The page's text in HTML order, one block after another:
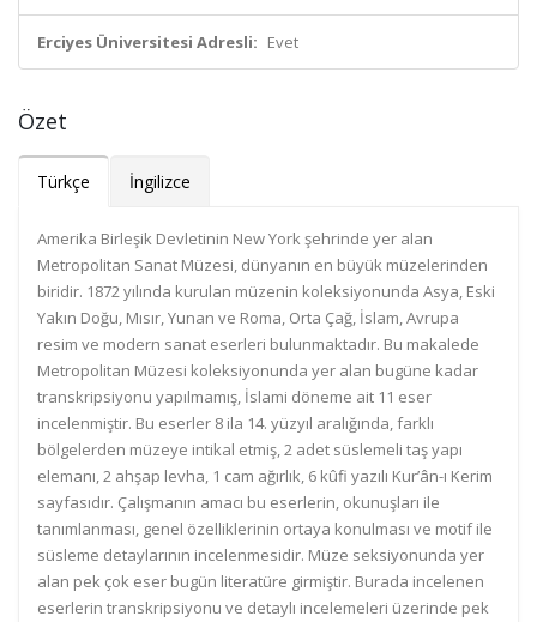
Erciyes Üniversitesi Adresli: Evet
Özet
Türkçe İngilizce
Amerika Birleşik Devletinin New York şehrinde yer alan
Metropolitan Sanat Müzesi, dünyanın en büyük müzelerinden
biridir. 1872 yılında kurulan müzenin koleksiyonunda Asya, Eski
Yakın Doğu, Mısır, Yunan ve Roma, Orta Çağ, İslam, Avrupa
resim ve modern sanat eserleri bulunmaktadır. Bu makalede
Metropolitan Müzesi koleksiyonunda yer alan bugüne kadar
transkripsiyonu yapılmamış, İslami döneme ait 11 eser
incelenmiştir. Bu eserler 8 ila 14. yüzyıl aralığında, farklı
bölgelerden müzeye intikal etmiş, 2 adet süslemeli taş yapı
elemanı, 2 ahşap levha, 1 cam ağırlık, 6 kûfi yazılı Kur’ân-ı Kerim
sayfasıdır. Çalışmanın amacı bu eserlerin, okunuşları ile
tanımlanması, genel özelliklerinin ortaya konulması ve motif ile
süsleme detaylarının incelenmesidir. Müze seksiyonunda yer
alan pek çok eser bugün literatüre girmiştir. Burada incelenen
eserlerin transkripsiyonu ve detaylı incelemeleri üzerinde pek